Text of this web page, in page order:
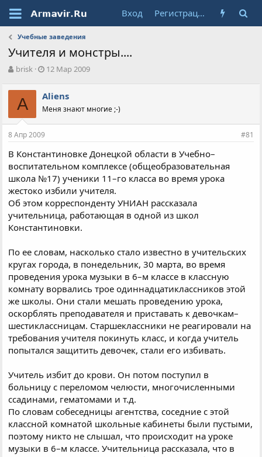
Вход Регистрация
Учебные заведения
Учителя и монстры....
А
т
р
т
е
ы
brisk
Д
а
н
л
а
12 Мар 2009
A Aliens
Меня знают многие ;-)
8 Апр 2009 #81
В Константиновке Донецкой области в Учебно–
воспитательном комплексе (общеобразовательная
школа №17) ученики 11–го класса во время урока
жестоко избили учителя.
Об этом корреспонденту УНИАН рассказала
учительница, работающая в одной из школ
Константиновки.
По ее словам, насколько стало известно в учительских
кругах города, в понедельник, 30 марта, во время
проведения урока музыки в 6–м классе в классную
комнату ворвались трое одиннадцатиклассников этой
же школы. Они стали мешать проведению урока,
оскорблять преподавателя и приставать к девочкам–
шестиклассницам. Старшеклассники не реагировали на
требования учителя покинуть класс, и когда учитель
попытался защитить девочек, стали его избивать.
Учитель избит до крови. Он потом поступил в
больницу с переломом челюсти, многочисленными
ссадинами, гематомами и т.д.
По словам собеседницы агентства, соседние с этой
классной комнатой школьные кабинеты были пустыми,
поэтому никто не слышал, что происходит на уроке
музыки в 6–м классе. Учительница рассказала, что в